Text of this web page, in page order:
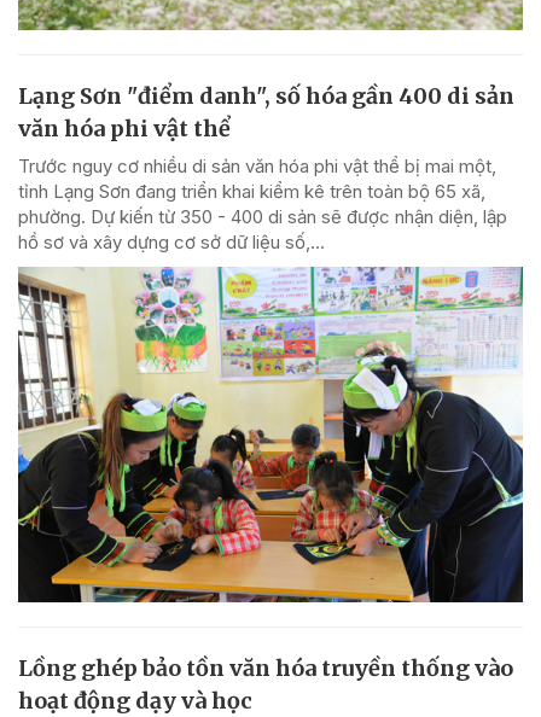
Lạng Sơn "điểm danh", số hóa gần 400 di sản
văn hóa phi vật thể
Trước nguy cơ nhiều di sản văn hóa phi vật thể bị mai một,
tỉnh Lạng Sơn đang triển khai kiểm kê trên toàn bộ 65 xã,
phường. Dự kiến từ 350 - 400 di sản sẽ được nhận diện, lập
hồ sơ và xây dựng cơ sở dữ liệu số,...
Lồng ghép bảo tồn văn hóa truyền thống vào
hoạt động dạy và học